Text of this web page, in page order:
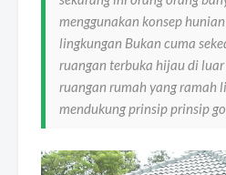
menggunakan konsep
lingkungan Bukan cuma
ruangan terbuka hijau di
ruangan rumah yang ramah
mendukung prinsip prinsip